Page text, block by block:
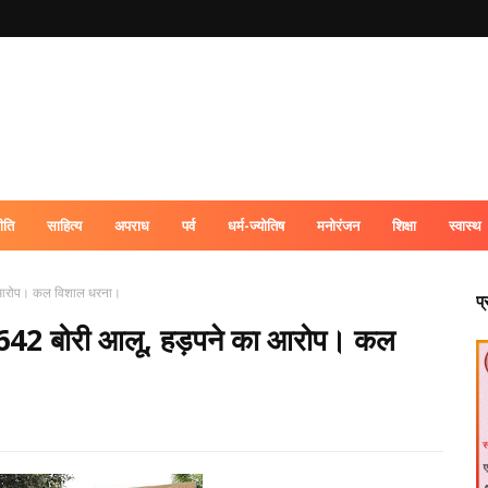
साहित्य अपराध पर्व धर्म-ज्योतिष मनोरंजन शिक्षा स्वास्थ
कल विशाल धरना।
बोरी आलू, हड़पने का आरोप। कल